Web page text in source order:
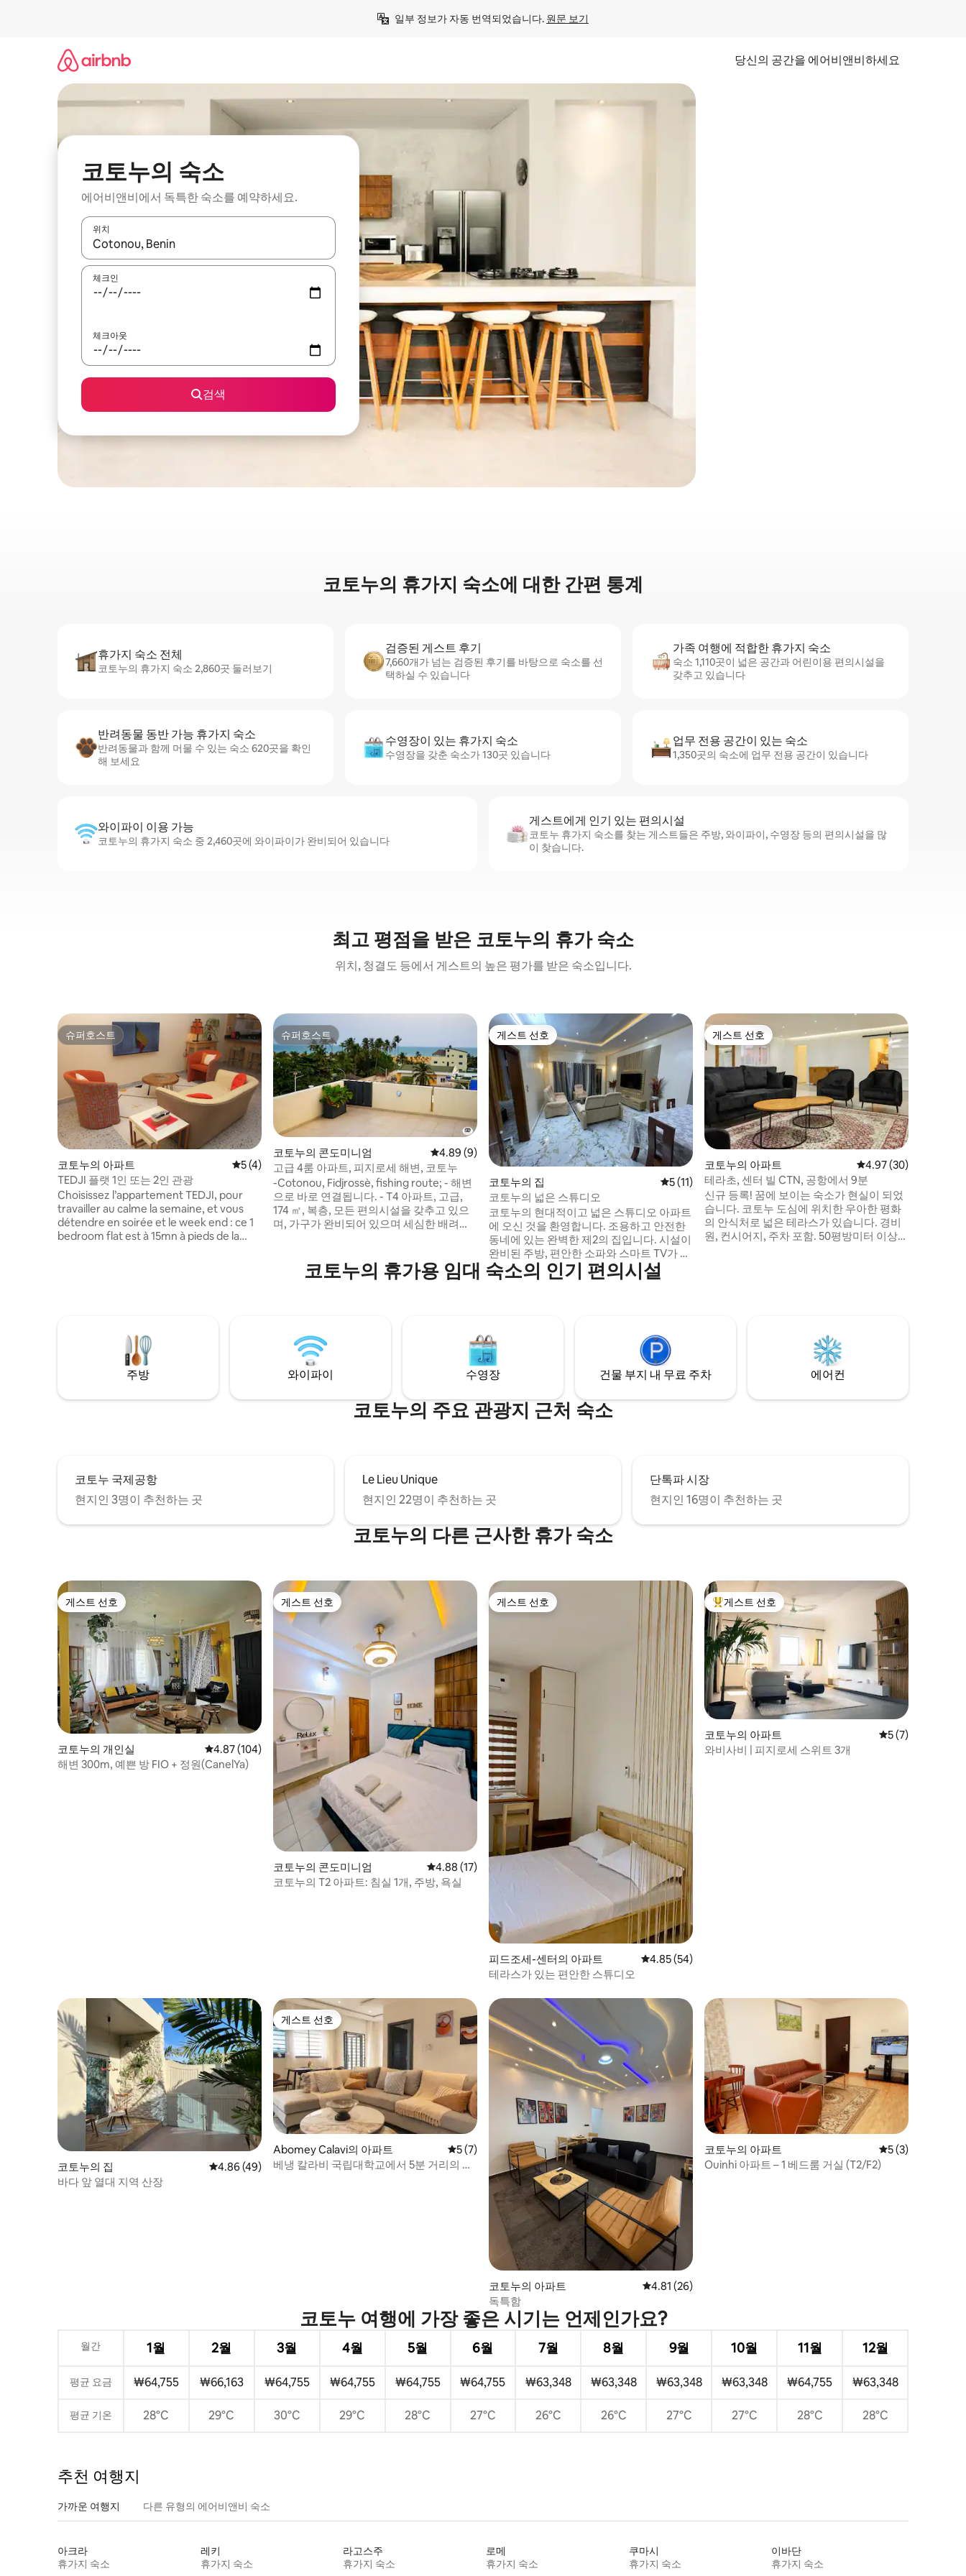
일부 정보가 자동 번역되었습니다. 원문 보기
당신의 공간을 에어비앤비하세요
코토누의 숙소
에어비앤비에서 독특한 숙소를 예약하세요.
위치
결과가 나오면 위·아래 화살표 키를 사용하거나 터치 또는 스와이프 동작으로 탐색하세요.
체크인
체크아웃
검색
코토누의 휴가지 숙소에 대한 간편 통계
휴가지 숙소 전체
코토누의 휴가지 숙소 2,860곳 둘러보기
검증된 게스트 후기
7,660개가 넘는 검증된 후기를 바탕으로 숙소를 선
택하실 수 있습니다
가족 여행에 적합한 휴가지 숙소
숙소 1,110곳이 넓은 공간과 어린이용 편의시설을
갖추고 있습니다
반려동물 동반 가능 휴가지 숙소
반려동물과 함께 머물 수 있는 숙소 620곳을 확인
해 보세요
수영장이 있는 휴가지 숙소
수영장을 갖춘 숙소가 130곳 있습니다
업무 전용 공간이 있는 숙소
1,350곳의 숙소에 업무 전용 공간이 있습니다
와이파이 이용 가능
코토누의 휴가지 숙소 중 2,460곳에 와이파이가 완비되어 있습니다
게스트에게 인기 있는 편의시설
코토누 휴가지 숙소를 찾는 게스트들은 주방, 와이파이, 수영장 등의 편의시설을 많
이 찾습니다.
최고 평점을 받은 코토누의 휴가 숙소
위치, 청결도 등에서 게스트의 높은 평가를 받은 숙소입니다.
슈퍼호스트
슈퍼호스트
코토누의 아파트 평점 5점(5점 만점), 후기 4개
5 (4)
TEDJI 플랫 1인 또는 2인 관광
Choisissez l’appartement TEDJI, pour
travailler au calme la semaine, et vous
détendre en soirée et le week end : ce 1
bedroom flat est à 15mn à pieds de la
슈퍼호스트
슈퍼호스트
코토누의 콘도미니엄 평점 4.89점(5점 만점), 후기 9개
4.89 (9)
고급 4룸 아파트, 피지로세 해변, 코토누
-Cotonou, Fidjrossè, fishing route; - 해변
으로 바로 연결됩니다. - T4 아파트, 고급,
174 ㎡, 복층, 모든 편의시설을 갖추고 있으
며, 가구가 완비되어 있으며 세심한 배려와
수영장을 갖춘 파노라마 테라스. - 공항과의
근접성, 6km 거리 - 24시간 청소, 란제리, 컨
게스트 선호
게스트 선호
코토누의 집 평점 5점(5점 만점), 후기 11개
5 (11)
코토누의 넓은 스튜디오
코토누의 현대적이고 넓은 스튜디오 아파트
에 오신 것을 환영합니다. 조용하고 안전한
동네에 있는 완벽한 제2의 집입니다. 시설이
완비된 주방, 편안한 소파와 스마트 TV가 있
는 아늑한 거실 공간, 식탁, 전용 침실과 욕실
을 즐겨보세요. 숙소는 밝고 깨끗하며 휴식
스토랑과도 가깝고 슈퍼마켓과 상점도 가깝
습니다.
게스트 선호
게스트 선호
코토누의 아파트 평점 4.97점(5점 만점),
4.97 (30)
테라초, 센터 빌 CTN, 공항에서 9분
신규 등록! 꿈에 보이는 숙소가 현실이 되었
습니다. 코토누 도심에 위치한 우아한 평화
의 안식처로 넓은 테라스가 있습니다. 경비
원, 컨시어지, 주차 포함. 50평방미터 이상의
코토누의 휴가용 임대 숙소의 인기 편의시설
주방 와이파이 수영장 건물 부지 내 무료 주차 에어컨
코토누의 주요 관광지 근처 숙소
코토누 국제공항
현지인 3명이 추천하는 곳
Le Lieu Unique
현지인 22명이 추천하는 곳
단톡파 시장
현지인 16명이 추천하는 곳
코토누의 다른 근사한 휴가 숙소
게스트 선호
게스트 선호
코토누의 개인실 평점 4.87점(5점 만점), 후기 104개
4.87 (104)
해변 300m, 예쁜 방 FIO + 정원(CanelYa)
게스트 선호
게스트 선호
코토누의 콘도미니엄 평점 4.88점(5점 만점), 후기 17개
4.88 (17)
코토누의 T2 아파트: 침실 1개, 주방, 욕실
게스트 선호
게스트 선호
피드조세-센터의 아파트 평점 4.85점(5점 만점), 후기 54개
4.85 (54)
테라스가 있는 편안한 스튜디오
상위 게스트 선호
게스트 선호
코토누의 아파트 평점 5점(5점 만점
5 (7)
와비사비 | 피지로세 스위트 3개
코토누의 집 평점 4.86점(5점 만점), 후기 49개
4.86 (49)
바다 앞 열대 지역 산장
게스트 선호
게스트 선호
Abomey Calavi의 아파트 평점 5점(5점 만점), 후기 7개
5 (7)
베냉 칼라비 국립대학교에서 5분 거리의 숙
코토누의 아파트 평점 4.81점(5점 만점), 후기 26개
4.81 (26)
독특함
코토누의 아파트 평점 5점(5점 만점
5 (3)
Ouinhi 아파트 – 1 베드룸 거실 (T2/F2)
코토누 여행에 가장 좋은 시기는 언제인가요?
월간 1월 2월 3월 4월 5월 6월 7월 8월 9월 10월 11월 12월
평균 요금 ₩64,755 ₩66,163 ₩64,755 ₩64,755 ₩64,755 ₩64,755 ₩63,348 ₩63,348 ₩63,348 ₩63,348 ₩64,755 ₩63,348
평균 기온 28°C 29°C 30°C 29°C 28°C 27°C 26°C 26°C 27°C 27°C 28°C 28°C
추천 여행지
가까운 여행지 다른 유형의 에어비앤비 숙소
아크라
휴가지 숙소
레키
휴가지 숙소
라고스주
휴가지 숙소
로메
휴가지 숙소
쿠마시
휴가지 숙소
이바단
휴가지 숙소